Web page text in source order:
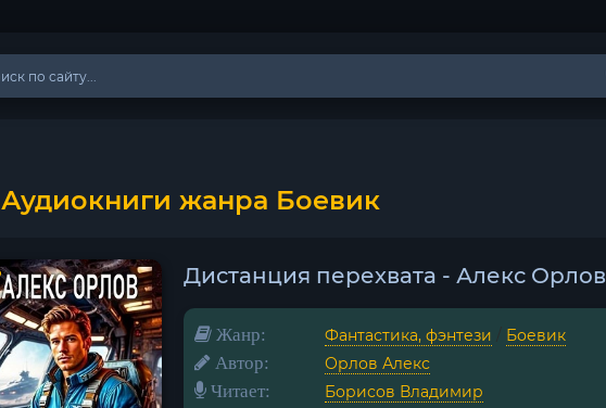
Аудиокниги жанра Боевик
Дистанция перехвата - Алекс Орлов
Жанр: Фантастика, фэнтези Боевик
Автор: Орлов Алекс
Читает: Борисов Владимир